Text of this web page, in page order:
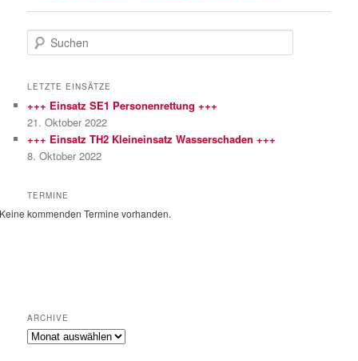
u
h
n
LETZTE EINSÄTZE
+++ Einsatz SE1 Personenrettung +++
21. Oktober 2022
+++ Einsatz TH2 Kleineinsatz Wasserschaden +++
8. Oktober 2022
TERMINE
Keine kommenden Termine vorhanden.
ARCHIVE
Archive